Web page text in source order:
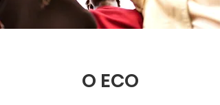
O ECO